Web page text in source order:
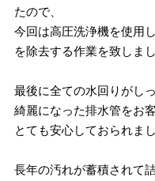
たので、
今回は高圧洗浄機を使用
を除去する作業を致しまし
最後に全ての水回りがし
綺麗になった排水管をお
とても安心しておられまし
長年の汚れが蓄積されて